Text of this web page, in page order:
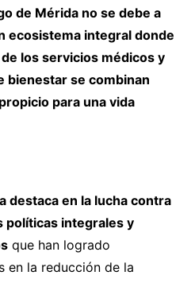
de Mérida no se debe a
ecosistema integral donde
los servicios médicos y
bienestar se combinan
para una vida
destaca en la lucha contra
políticas integrales y
que han logrado
en la reducción de la